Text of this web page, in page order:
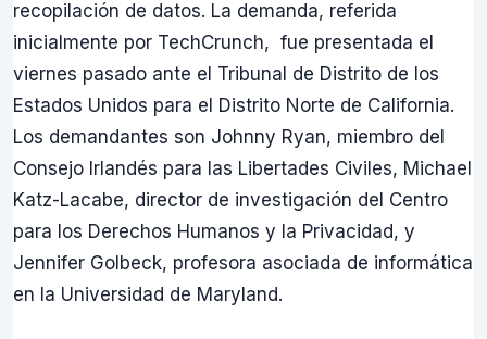
recopilación de datos. La demanda, referida
inicialmente por TechCrunch, fue presentada el
viernes pasado ante el Tribunal de Distrito de los
Estados Unidos para el Distrito Norte de California.
Los demandantes son Johnny Ryan, miembro del
Consejo Irlandés para las Libertades Civiles, Michael
Katz-Lacabe, director de investigación del Centro
para los Derechos Humanos y la Privacidad, y
Jennifer Golbeck, profesora asociada de informática
en la Universidad de Maryland.